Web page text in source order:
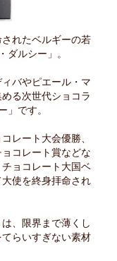
れたベルギーの若
ダルシー」。
バやピエール・マ
る次世代ショコラ
」です。
レート大会優勝、
コレート賞などな
ョコレート大国ベ
使を終身拝命され
、限界まで薄くし
らいすぎない素材